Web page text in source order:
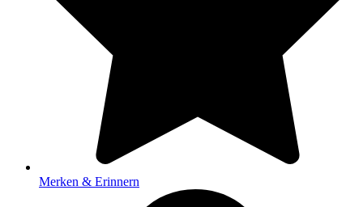
Merken & Erinnern